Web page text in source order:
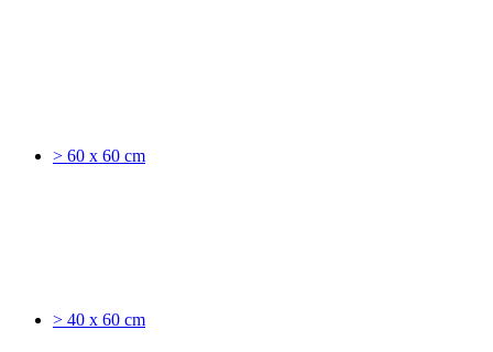
> 60 x 60 cm
> 40 x 60 cm